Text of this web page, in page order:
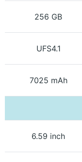
256 GB
UFS4.1
7025 mAh
6.59 inch